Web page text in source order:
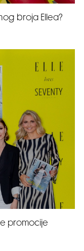
broja Ellea?
promocije